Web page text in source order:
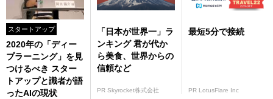
スタートアップ
2020年の「ディー
プラーニング」を見
つけるべき スター
トアップと識者が語
ったAIの現状
「日本が世界一」ラ
ンキング 君が代か
ら美食、世界からの
信頼など
PR Skyrocket株式会社
最短5分で接続
PR LotusFlare Inc